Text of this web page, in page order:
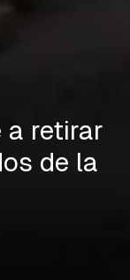
a retirar
de la